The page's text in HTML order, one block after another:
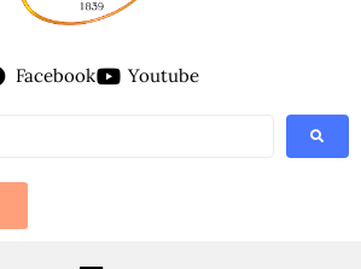
Facebook Youtube